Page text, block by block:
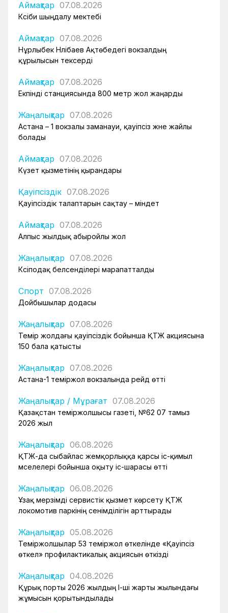
Аймақтар 07.08.2026
Кәсіби шыңдалу мектебі
Аймақтар 07.08.2026
Нұрлыбек Нәлібаев Ақтөбедегі вокзалдың
құрылысын тексерді
Аймақтар 07.08.2026
Екпінді станциясында 800 метр жол жаңарды
Жаңалықтар 07.08.2026
Астана – 1 вокзалы заманауи, қауіпсіз және жайлы
болады
Аймақтар 07.08.2026
Күзет қызметінің қырандары
Қауіпсіздік 07.08.2026
Қауіпсіздік талаптарын сақтау – міндет
Аймақтар 07.08.2026
Алпыс жылдық абыройлы жол
Жаңалықтар 07.08.2026
Кәсіподақ белсенділері марапатталды
Спорт 07.08.2026
Дойбышылар додасы
Жаңалықтар 07.08.2026
Темір жолдағы қауіпсіздік бойынша ҚТЖ акциясына
150 бала қатысты
Жаңалықтар 07.08.2026
Астана-1 теміржол вокзалында рейд өтті
Жаңалықтар / Мұрағат 07.08.2026
Қазақстан теміржолшысы газеті, №62 07 тамыз
2026 жыл
Жаңалықтар 06.08.2026
ҚТЖ-да сыбайлас жемқорлыққа қарсы іс-қимыл
мәселелері бойынша оқыту іс-шарасы өтті
Жаңалықтар 06.08.2026
Ұзақ мерзімді сервистік қызмет көрсету ҚТЖ
локомотив паркінің сенімділігін арттырады
Жаңалықтар 05.08.2026
Теміржолшылар 53 теміржол өткелінде «Қауіпсіз
өткел» профилактикалық акциясын өткізді
Жаңалықтар 04.08.2026
Құрық порты 2026 жылдың І-ші жарты жылындағы
жұмысын қорытындылады